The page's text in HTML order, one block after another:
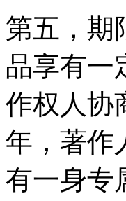
第五，期
品享有一
作权人协
年，著作
有一身专